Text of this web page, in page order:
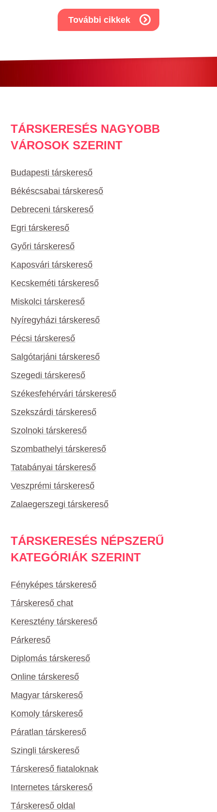
További cikkek
TÁRSKERESÉS NAGYOBB
VÁROSOK SZERINT
Budapesti társkereső
Békéscsabai társkereső
Debreceni társkereső
Egri társkereső
Győri társkereső
Kaposvári társkereső
Kecskeméti társkereső
Miskolci társkereső
Nyíregyházi társkereső
Pécsi társkereső
Salgótarjáni társkereső
Szegedi társkereső
Székesfehérvári társkereső
Szekszárdi társkereső
Szolnoki társkereső
Szombathelyi társkereső
Tatabányai társkereső
Veszprémi társkereső
Zalaegerszegi társkereső
TÁRSKERESÉS NÉPSZERŰ
KATEGÓRIÁK SZERINT
Fényképes társkereső
Társkereső chat
Keresztény társkereső
Párkereső
Diplomás társkereső
Online társkereső
Magyar társkereső
Komoly társkereső
Páratlan társkereső
Szingli társkereső
Társkereső fiataloknak
Internetes társkereső
Társkereső oldal